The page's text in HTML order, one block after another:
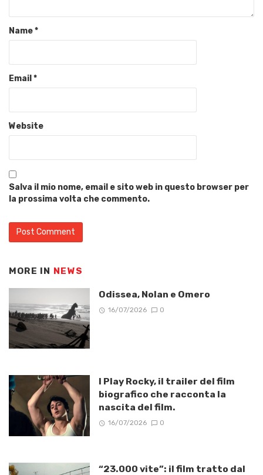
Name*
Email *
Website
Salva il mio nome, email e sito web in questo browser per
la prossima volta che commento.
MORE IN NEWS
Odissea, Nolan e Omero
16/07/2026 0
I Play Rocky, il trailer del film
biografico che racconta la
nascita del film.
16/07/2026 0
“23.000 vite”: il film tratto dal